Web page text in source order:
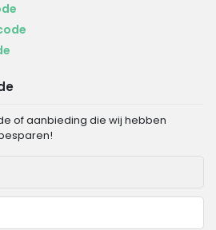
of aanbieding die wij hebben